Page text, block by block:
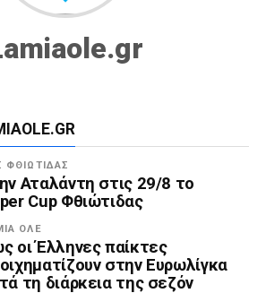
ΦΘΙΏΤΙΔΑΣ
Αταλάντη στις 29/8 το
Cup Φθιώτιδας
ΟΛΕ
οι Έλληνες παίκτες
στην Ευρωλίγκα
τη διάρκεια της σεζόν